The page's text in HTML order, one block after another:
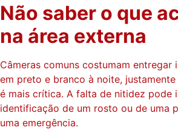
Não saber o que
na área externa
Câmeras comuns costumam entregar
em preto e branco à noite,
é mais crítica. A falta de nitidez pode
identificação de um rosto ou de uma
uma emergência.